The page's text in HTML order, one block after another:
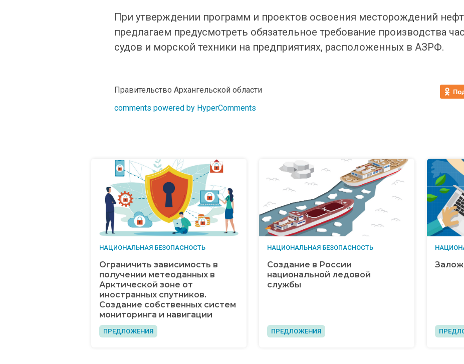
При утверждении программ и проектов освоения месторождений
предлагаем предусмотреть обязательное требование производства
судов и морской техники на предприятиях, расположенных в АЗРФ.
Правительство Архангельской области
comments powered by HyperComments
НАЦИОНАЛЬНАЯ БЕЗОПАСНОСТЬ
Ограничить зависимость в
получении метеоданных в
Арктической зоне от
иностранных спутников.
Создание собственных систем
мониторинга и навигации
ПРЕДЛОЖЕНИЯ
НАЦИОНАЛЬНАЯ БЕЗОПАСНОСТЬ
Создание в России
национальной ледовой
службы
ПРЕДЛОЖЕНИЯ